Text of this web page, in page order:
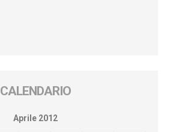
CALENDARIO
Aprile 2012